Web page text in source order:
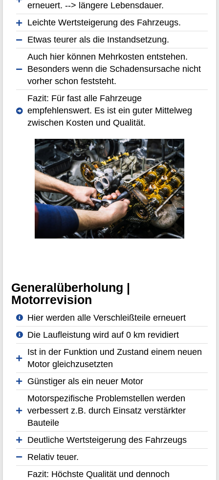
erneuert. --> längere Lebensdauer.
Leichte Wertsteigerung des Fahrzeugs.
Etwas teurer als die Instandsetzung.
Auch hier können Mehrkosten entstehen.
Besonders wenn die Schadensursache nicht
vorher schon feststeht.
Fazit: Für fast alle Fahrzeuge
empfehlenswert. Es ist ein guter Mittelweg
zwischen Kosten und Qualität.
Generalüberholung |
Motorrevision
Hier werden alle Verschleißteile erneuert
Die Laufleistung wird auf 0 km revidiert
Ist in der Funktion und Zustand einem neuen
Motor gleichzusetzten
Günstiger als ein neuer Motor
Motorspezifische Problemstellen werden
verbessert z.B. durch Einsatz verstärkter
Bauteile
Deutliche Wertsteigerung des Fahrzeugs
Relativ teuer.
Fazit: Höchste Qualität und dennoch